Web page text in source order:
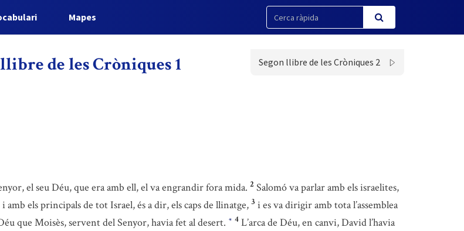
Mapes
de les Cròniques 1 Segon llibre de les Cròniques 2
el seu Déu, que era amb ell, el va engrandir fora mida. 2 Salomó va parlar amb els israelites,
amb els principals de tot Israel, és a dir, els caps de llinatge, 3 i es va dirigir amb tota l’assemblea
que Moisès, servent del Senyor, havia fet al desert. * 4 L’arca de Déu, en canvi, David l’havia